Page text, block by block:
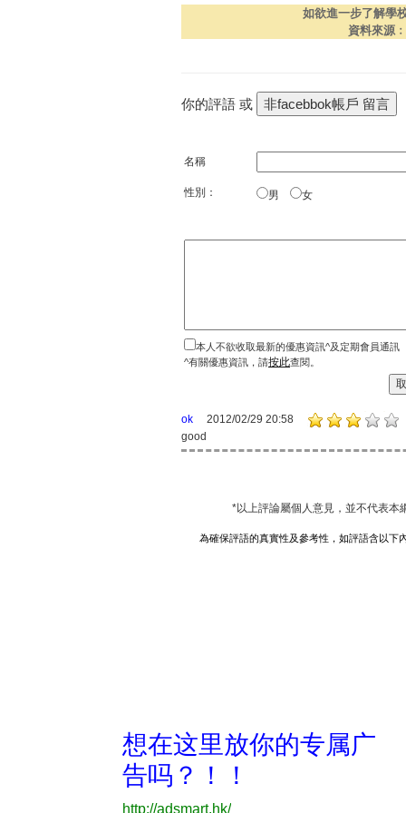
如欲進一步了解學
資料來源﹕
你的評語 或
名稱
性別： 男 女
本人不欲收取最新的優惠資訊^及定期會員通訊
^有關優惠資訊，請按此查閱。
ok
2012/02/29 20:58
good
*以上評論屬個人意見，並不代表本
為確保評語的真實性及參考性，如評語含以下